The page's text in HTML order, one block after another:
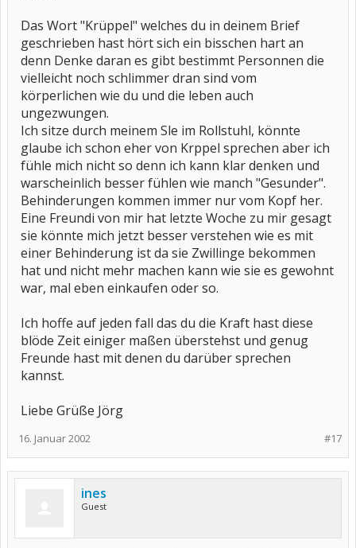
Das Wort "Krüppel" welches du in deinem Brief
geschrieben hast hört sich ein bisschen hart an
denn Denke daran es gibt bestimmt Personnen die
vielleicht noch schlimmer dran sind vom
körperlichen wie du und die leben auch
ungezwungen.
Ich sitze durch meinem Sle im Rollstuhl, könnte
glaube ich schon eher von Krppel sprechen aber ich
fühle mich nicht so denn ich kann klar denken und
warscheinlich besser fühlen wie manch "Gesunder".
Behinderungen kommen immer nur vom Kopf her.
Eine Freundi von mir hat letzte Woche zu mir gesagt
sie könnte mich jetzt besser verstehen wie es mit
einer Behinderung ist da sie Zwillinge bekommen
hat und nicht mehr machen kann wie sie es gewohnt
war, mal eben einkaufen oder so.
Ich hoffe auf jeden fall das du die Kraft hast diese
blöde Zeit einiger maßen überstehst und genug
Freunde hast mit denen du darüber sprechen
kannst.
Liebe Grüße Jörg
#17
16. Januar 2002
ines
Guest